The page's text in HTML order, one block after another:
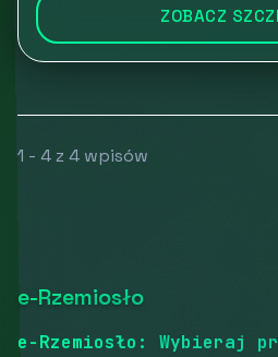
ZOBACZ
1 - 4 z 4 wpisów
e-Rzemiosło
e-Rzemiosło: Wybieraj